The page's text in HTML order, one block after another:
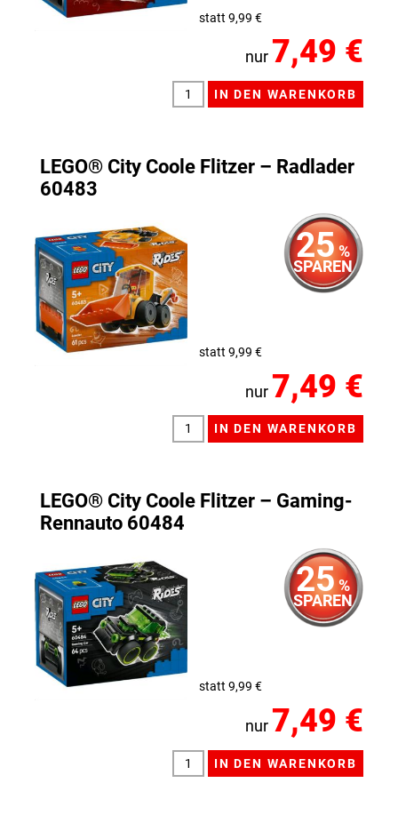
statt 9,99 €
nur 7,49 €
LEGO® City Coole Flitzer – Radlader
60483
25 %
SPAREN
statt 9,99 €
nur 7,49 €
LEGO® City Coole Flitzer – Gaming-
Rennauto 60484
25 %
SPAREN
statt 9,99 €
nur 7,49 €